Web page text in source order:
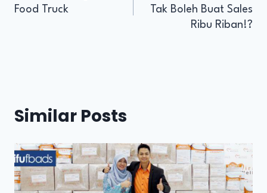
Food Truck
Tak Boleh Buat Sales
Ribu Riban!?
Similar Posts